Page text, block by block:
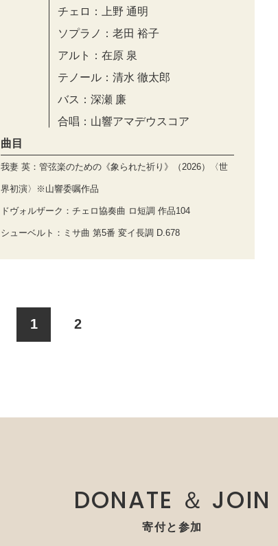
チェロ：上野 通明
ソプラノ：老田 裕子
アルト：在原 泉
テノール：清水 徹太郎
バス：深瀬 廉
合唱：山響アマデウスコア
曲目
我妻 英：管弦楽のための《象られた祈り》（2026）〈世
界初演〉※山響委嘱作品
ドヴォルザーク：チェロ協奏曲 ロ短調 作品104
シューベルト：ミサ曲 第5番 変イ長調 D.678
1 2
DONATE ＆ JOIN
寄付と参加